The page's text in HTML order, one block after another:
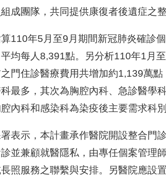
成團隊，共同提供康復者後遺症之整
110年5月至9月期間新冠肺炎確診
均每人8,391點。另分析110年1月
門住診醫療費用共增加約1,139萬
最多，其次為胸腔內科、急診醫學
內科和感染科為染疫後主要需求科別
表示，本計畫承作醫院開設整合門
並兼顧就醫隱私，由專任個案管理
照服務之聯繫與安排。另醫院應設